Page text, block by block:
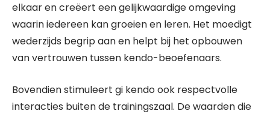
elkaar en creëert een gelijkwaardige omgeving
waarin iedereen kan groeien en leren. Het moedigt
wederzijds begrip aan en helpt bij het opbouwen
van vertrouwen tussen kendo-beoefenaars.
Bovendien stimuleert gi kendo ook respectvolle
interacties buiten de trainingszaal. De waarden die